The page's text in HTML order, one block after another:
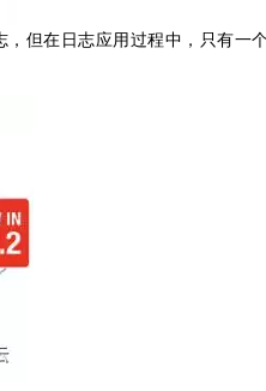
但在日志应用过程中，只有一